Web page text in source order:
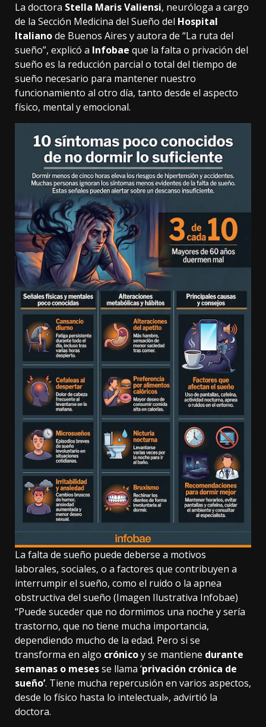
La doctora Stella Maris Valiensi, neuróloga a cargo
de la Sección Medicina del Sueño del Hospital
Italianode Buenos Aires y autora de “La ruta del
sueño”, explicó a Infobae que la falta o privación del
sueño es la reducción parcial o total del tiempo de
sueño necesario para mantener nuestro
funcionamiento al otro día, tanto desde el aspecto
físico, mental y emocional.
La falta de sueño puede deberse a motivos
laborales, sociales, o a factores que contribuyen a
interrumpir el sueño, como el ruido o la apnea
obstructiva del sueño (Imagen Ilustrativa Infobae)
“Puede suceder que no dormimos una noche y sería
trastorno, que no tiene mucha importancia,
dependiendo mucho de la edad. Pero si se
transforma en algo crónicoy se mantiene durante
semanas o mesesse llama ‘privación crónica de
sueño’. Tiene mucha repercusión en varios aspectos,
desde lo físico hasta lo intelectual», advirtió la
doctora.